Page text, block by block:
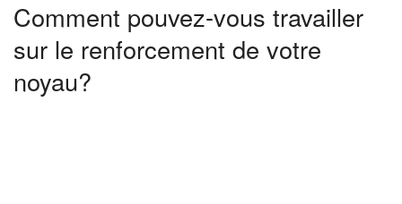
Comment pouvez-vous travailler
sur le renforcement de votre
noyau?